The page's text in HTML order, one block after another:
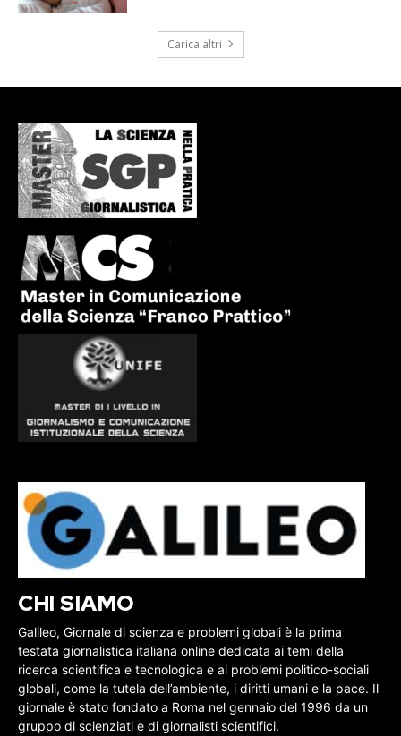
Carica altri
CHI SIAMO
Galileo, Giornale di scienza e problemi globali è la prima
testata giornalistica italiana online dedicata ai temi della
ricerca scientifica e tecnologica e ai problemi politico-sociali
globali, come la tutela dell’ambiente, i diritti umani e la pace. Il
giornale è stato fondato a Roma nel gennaio del 1996 da un
gruppo di scienziati e di giornalisti scientifici.